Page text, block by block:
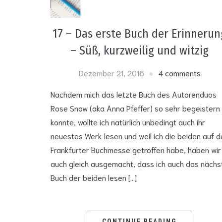
17 – Das erste Buch der
– Süß, kurzweilig und witzig
Dezember 21, 2016 4 comments
Nachdem mich das letzte Buch des Autorenduos
Rose Snow (aka Anna Pfeffer) so sehr begeistern
konnte, wollte ich natürlich unbedingt auch ihr
neuestes Werk lesen und weil ich die beiden auf
Frankfurter Buchmesse getroffen habe, haben wir
auch gleich ausgemacht, dass ich auch das
Buch der beiden lesen […]